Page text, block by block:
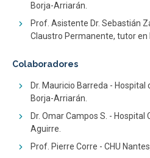
Borja-Arriarán.
Prof. Asistente Dr. Sebastián
Claustro Permanente, tutor en
Colaboradores
Dr. Mauricio Barreda - Hospital
Borja-Arriarán.
Dr. Omar Campos S. - Hospital
Aguirre.
Prof. Pierre Corre - CHU